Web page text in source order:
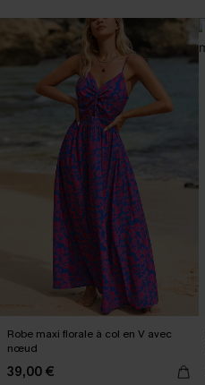
Robe maxi florale à col en V avec
nœud
39,00 €